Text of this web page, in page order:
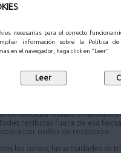
necesarias para el correcto
información sobre la Política de
en el navegador, haga click en "Leer"
las actividades en las que
para que rellene el formulario
que encontraréis en el apartado
"SOLICITUD DE ACTIVIDADES"
generales del centro educativo,
del maestro/ profesor
de solicitud finaliza a mediados
recibidas fuera de esa
por orden de recepción.
los cursos, las actividades se